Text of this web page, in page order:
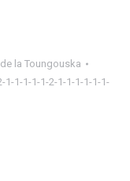
la Toungouska
1-1-1-1-1-2-1-1-1-1-1-1-